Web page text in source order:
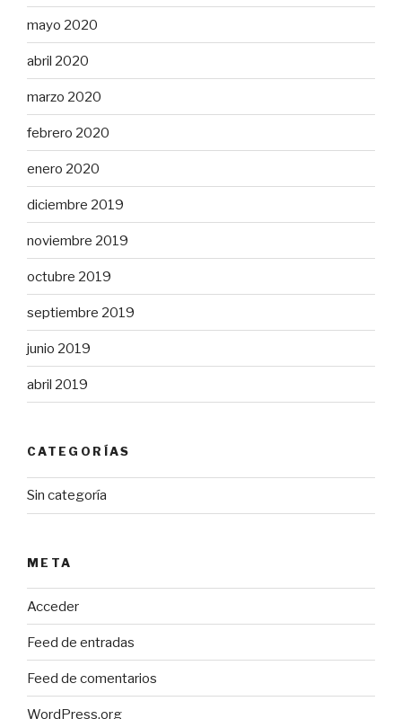
mayo 2020
abril 2020
marzo 2020
febrero 2020
enero 2020
diciembre 2019
noviembre 2019
octubre 2019
septiembre 2019
junio 2019
abril 2019
CATEGORÍAS
Sin categoría
META
Acceder
Feed de entradas
Feed de comentarios
WordPress.org